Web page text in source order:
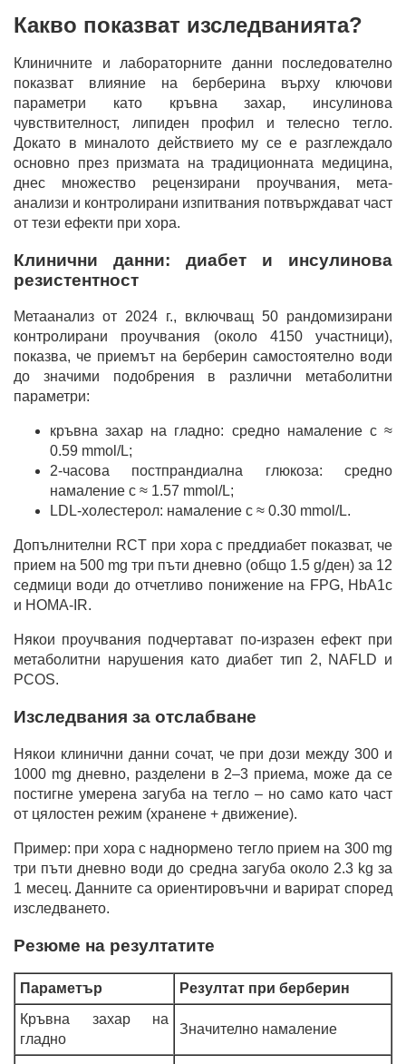
Какво показват изследванията?
Клиничните и лабораторните данни последователно
показват влияние на берберина върху ключови
параметри като кръвна захар, инсулинова
чувствителност, липиден профил и телесно тегло.
Докато в миналото действието му се е разглеждало
основно през призмата на традиционната медицина,
днес множество рецензирани проучвания, мета-
анализи и контролирани изпитвания потвърждават част
от тези ефекти при хора.
Клинични данни: диабет и инсулинова
резистентност
Метаанализ от 2024 г., включващ 50 рандомизирани
контролирани проучвания (около 4150 участници),
показва, че приемът на берберин самостоятелно води
до значими подобрения в различни метаболитни
параметри:
кръвна захар на гладно: средно намаление с ≈
0.59 mmol/L;
2-часова постпрандиална глюкоза: средно
намаление с ≈ 1.57 mmol/L;
LDL-холестерол: намаление с ≈ 0.30 mmol/L.
Допълнителни RCT при хора с преддиабет показват, че
прием на 500 mg три пъти дневно (общо 1.5 g/ден) за 12
седмици води до отчетливо понижение на FPG, HbA1c
и HOMA-IR.
Някои проучвания подчертават по-изразен ефект при
метаболитни нарушения като диабет тип 2, NAFLD и
PCOS.
Изследвания за отслабване
Някои клинични данни сочат, че при дози между 300 и
1000 mg дневно, разделени в 2–3 приема, може да се
постигне умерена загуба на тегло – но само като част
от цялостен режим (хранене + движение).
Пример: при хора с наднормено тегло прием на 300 mg
три пъти дневно води до средна загуба около 2.3 kg за
1 месец. Данните са ориентировъчни и варират според
изследването.
Резюме на резултатите
Параметър
Резултат при берберин
Кръвна захар на
гладно
Значително намаление